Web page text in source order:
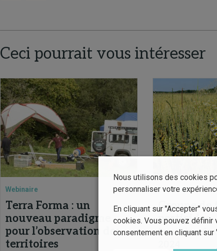
Ceci pourrait vous intéresser
Webinaire
Terra Forma : un
nouveau paradigme
pour l’observation des
territoires
Pesticides
Groupe
pesticides
Synthèse
Nous utilisons des cookies
personnaliser votre
En cliquant sur "Accepter"
cookies. Vous pouvez définir
consentement en cliquant sur